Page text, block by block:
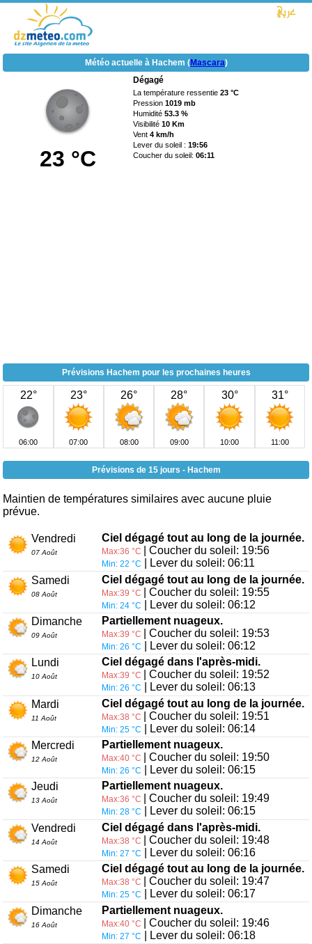
Météo actuelle à Hachem (Mascara)
23 °C
Dégagé
La température ressentie23 °C
Pression1019 mb
Humidité53.3 %
Visibilité10 Km
Vent4 km/h
Lever du soleil :19:56
Coucher du soleil:06:11
Prévisions Hachem pour les prochaines heures
22°
06:00
23°
07:00
26°
08:00
28°
09:00
30°
10:00
31°
11:00
Prévisions de 15 jours - Hachem
Maintien de températures similaires avec aucune pluie
prévue.
Vendredi
07 Août
Ciel dégagé tout au long de la journée.
Max:36 °C | Coucher du soleil: 19:56
Min: 22 °C
| Lever du soleil: 06:11
Samedi
08 Août
Ciel dégagé tout au long de la journée.
Max:39 °C | Coucher du soleil: 19:55
Min: 24 °C
| Lever du soleil: 06:12
Dimanche
09 Août
Partiellement nuageux.
Max:39 °C | Coucher du soleil: 19:53
Min: 26 °C
| Lever du soleil: 06:12
Lundi
10 Août
Ciel dégagé dans l'après-midi.
Max:39 °C | Coucher du soleil: 19:52
Min: 26 °C
| Lever du soleil: 06:13
Mardi
11 Août
Ciel dégagé tout au long de la journée.
Max:38 °C | Coucher du soleil: 19:51
Min: 25 °C
| Lever du soleil: 06:14
Mercredi
12 Août
Partiellement nuageux.
Max:40 °C | Coucher du soleil: 19:50
Min: 26 °C
| Lever du soleil: 06:15
Jeudi
13 Août
Partiellement nuageux.
Max:36 °C | Coucher du soleil: 19:49
Min: 28 °C
| Lever du soleil: 06:15
Vendredi
14 Août
Ciel dégagé dans l'après-midi.
Max:38 °C | Coucher du soleil: 19:48
Min: 27 °C
| Lever du soleil: 06:16
Samedi
15 Août
Ciel dégagé tout au long de la journée.
Max:38 °C | Coucher du soleil: 19:47
Min: 25 °C
| Lever du soleil: 06:17
Dimanche
16 Août
Partiellement nuageux.
Max:40 °C | Coucher du soleil: 19:46
Min: 27 °C
| Lever du soleil: 06:18